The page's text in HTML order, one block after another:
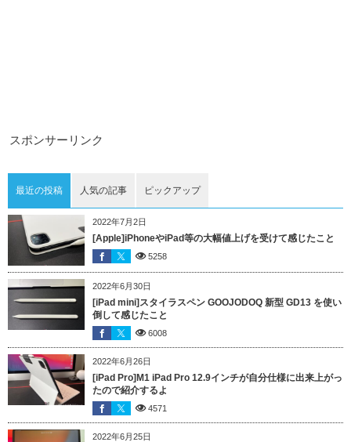
スポンサーリンク
最近の投稿 人気の記事 ピックアップ
2022年7月2日
[Apple]iPhoneやiPad等の大幅値上げを受けて感じたこと
5258
2022年6月30日
[iPad mini]スタイラスペン GOOJODOQ 新型 GD13 を使い
倒して感じたこと
6008
2022年6月26日
[iPad Pro]M1 iPad Pro 12.9インチが自分仕様に出来上がっ
たので紹介するよ
4571
2022年6月25日